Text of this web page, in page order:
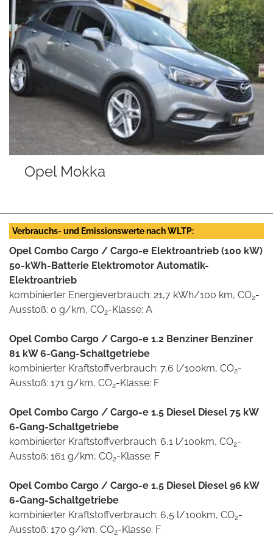
Opel Mokka
Verbrauchs- und Emissionswerte nach WLTP:
Opel Combo Cargo / Cargo-e Elektroantrieb (100 kW)
50-kWh-Batterie Elektromotor Automatik-
Elektroantrieb
kombinierter Energieverbrauch: 21,7 kWh/100 km, CO2-
Ausstoß: 0 g/km, CO2-Klasse: A
Opel Combo Cargo / Cargo-e 1.2 Benziner Benziner
81 kW 6-Gang-Schaltgetriebe
kombinierter Kraftstoffverbrauch: 7,6 l/100km, CO2-
Ausstoß: 171 g/km, CO2-Klasse: F
Opel Combo Cargo / Cargo-e 1.5 Diesel Diesel 75 kW
6-Gang-Schaltgetriebe
kombinierter Kraftstoffverbrauch: 6,1 l/100km, CO2-
Ausstoß: 161 g/km, CO2-Klasse: F
Opel Combo Cargo / Cargo-e 1.5 Diesel Diesel 96 kW
6-Gang-Schaltgetriebe
kombinierter Kraftstoffverbrauch: 6,5 l/100km, CO2-
Ausstoß: 170 g/km, CO2-Klasse: F